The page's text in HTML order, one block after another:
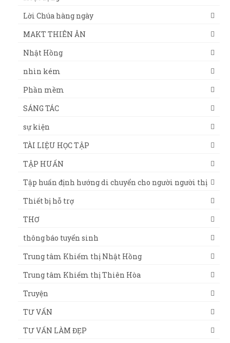
Lời Chúa hàng ngày
MAKT THIÊN ÂN
Nhật Hồng
nhìn kém
Phần mềm
SÁNG TÁC
sự kiện
TÀI LIỆU HỌC TẬP
TẬP HUẤN
Tập huấn định hướng di chuyển cho người người thị
Thiết bị hỗ trợ
THƠ
thông báo tuyển sinh
Trung tâm Khiếm thị Nhật Hồng
Trung tâm Khiếm thị Thiên Hòa
Truyện
TƯ VẤN
TƯ VẤN LÀM ĐẸP